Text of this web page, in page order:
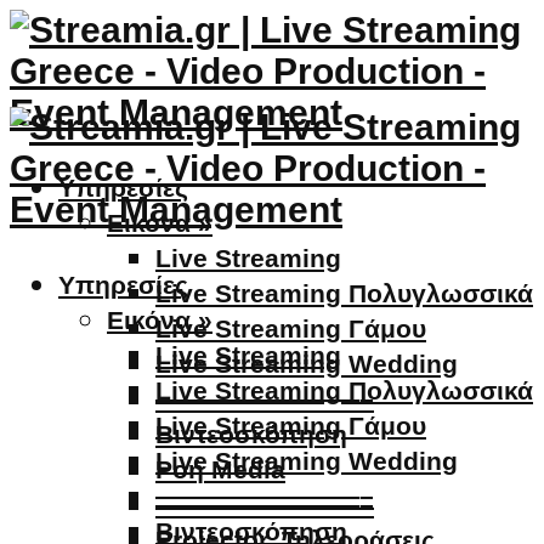
Υπηρεσίες
Εικόνα »
Live Streaming
Live Streaming Πολυγλωσσικά
Live Streaming Γάμου
Live Streaming Wedding
————————–
Βιντεοσκόπηση
Ροή Media
————————–
Υπηρεσίες
Εικόνα »
Live Streaming
Live Streaming Πολυγλωσσικά
Live Streaming Γάμου
Live Streaming Wedding
————————–
Βιντεοσκόπηση